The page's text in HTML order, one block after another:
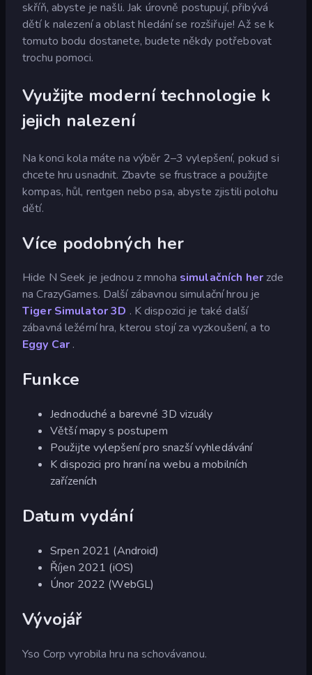
skříň, abyste je našli. Jak úrovně postupují, přibývá
dětí k nalezení a oblast hledání se rozšiřuje! Až se k
tomuto bodu dostanete, budete někdy potřebovat
trochu pomoci.
Využijte moderní technologie k
jejich nalezení
Na konci kola máte na výběr 2–3 vylepšení, pokud si
chcete hru usnadnit. Zbavte se frustrace a použijte
kompas, hůl, rentgen nebo psa, abyste zjistili polohu
dětí.
Více podobných her
Hide N Seek je jednou z mnoha simulačních herzde
na CrazyGames. Další zábavnou simulační hrou je
Tiger Simulator 3D . K dispozici je také další
zábavná ležérní hra, kterou stojí za vyzkoušení, a to
Eggy Car .
Funkce
Jednoduché a barevné 3D vizuály
Větší mapy s postupem
Použijte vylepšení pro snazší vyhledávání
K dispozici pro hraní na webu a mobilních
zařízeních
Datum vydání
Srpen 2021 (Android)
Říjen 2021 (iOS)
Únor 2022 (WebGL)
Vývojář
Yso Corp vyrobila hru na schovávanou.